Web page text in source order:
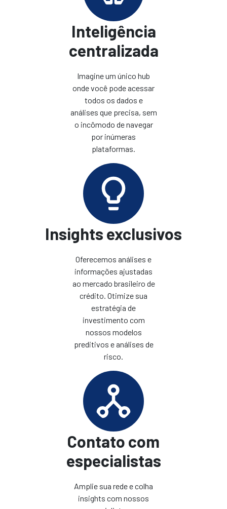
Inteligência
centralizada
Imagine um único hub
onde você pode acessar
todos os dados e
análises que precisa, sem
o incômodo de navegar
por inúmeras
plataformas.
Insights exclusivos
Oferecemos análises e
informações ajustadas
ao mercado brasileiro de
crédito. Otimize sua
estratégia de
investimento com
nossos modelos
preditivos e análises de
risco.
Contato com
especialistas
Amplie sua rede e colha
insights com nossos